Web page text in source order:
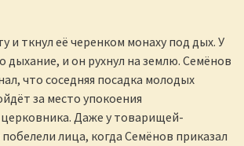
и ткнул её черенком монаху под дых. У
дыхание, и он рухнул на землю. Семёнов
что соседняя посадка молодых
за место упокоения
Даже у товарищей-
лица, когда Семёнов приказал